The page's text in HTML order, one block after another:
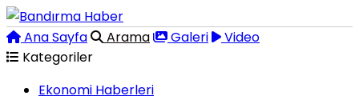
Ana Sayfa Arama Galeri
Video
Kategoriler
Ekonomi Haberleri